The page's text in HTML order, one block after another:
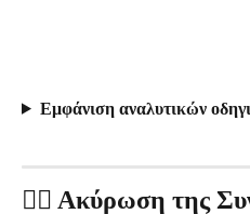
Εμφάνιση αναλυτικών
🧑‍⚕️ Ακύρωση της